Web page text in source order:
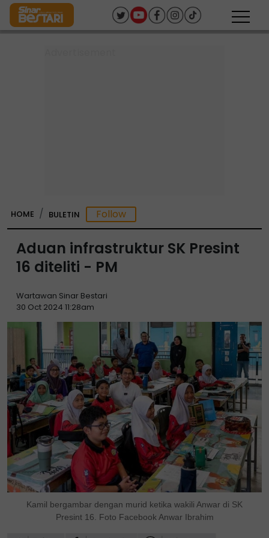
HOME BULETIN
Aduan infrastruktur SK Presint
16 diteliti - PM
Wartawan Sinar Bestari
30 Oct 2024 11:28am
Kamil bergambar dengan murid ketika wakili Anwar di SK
Presint 16. Foto Facebook Anwar Ibrahim